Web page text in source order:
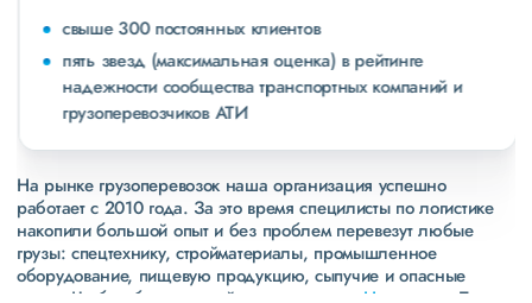
свыше 300 постоянных клиентов
пять звезд (максимальная оценка) в рейтинге
надежности сообщества транспортных компаний и
грузоперевозчиков АТИ
На рынке грузоперевозок наша организация успешно
работает с 2010 года. За это время специлисты по логистике
накопили большой опыт и без проблем перевезут любые
грузы: спецтехнику, стройматериалы, промышленное
оборудование, пищевую продукцию, сыпучие и опасные